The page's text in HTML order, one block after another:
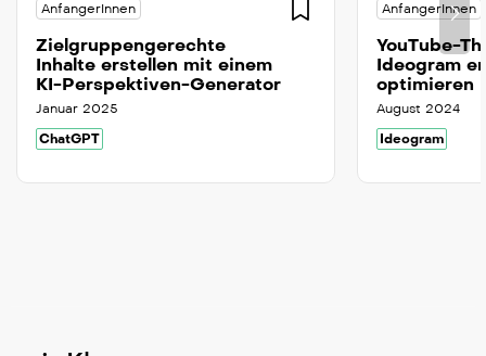
AnfangerInnen
Zielgruppengerechte
Inhalte erstellen mit einem
KI-Perspektiven-Generator
Januar 2025
ChatGPT
AnfangerInnen
YouTube-
Ideogram
optimieren
August 2024
Ideogram